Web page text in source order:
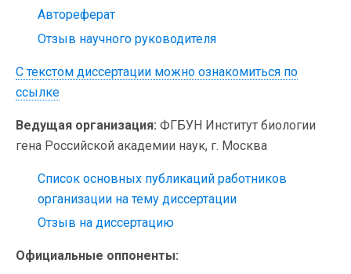
Автореферат
Отзыв научного руководителя
С текстом диссертации можно ознакомиться по
ссылке
Ведущая организация: ФГБУН Институт биологии
гена Российской академии наук, г. Москва
Список основных публикаций работников
организации на тему диссертации
Отзыв на диссертацию
Официальные оппоненты: